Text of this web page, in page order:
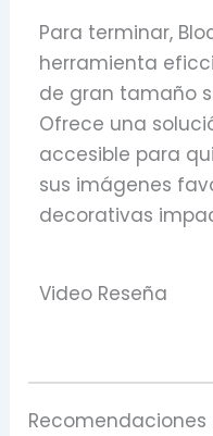
Para terminar,
herramienta
de gran tamaño
Ofrece una
accesible para
sus imágenes
decorativas
Video Reseña